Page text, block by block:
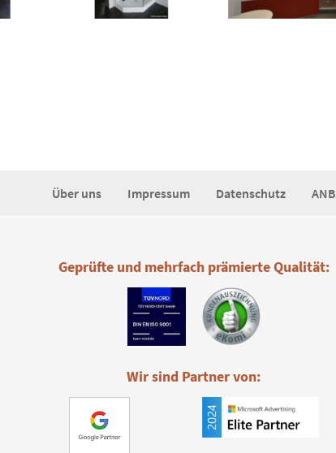
Über uns Impressum Datenschutz ANB
Geprüfte und mehrfach prämierte Qualität:
Wir sind Partner von: